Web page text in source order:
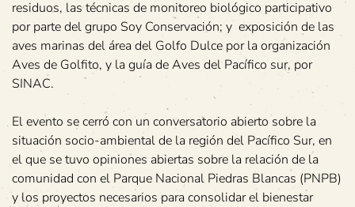
residuos, las técnicas de monitoreo biológico participativo
por parte del grupo Soy Conservación; y exposición de las
aves marinas del área del Golfo Dulce por la organización
Aves de Golfito, y la guía de Aves del Pacífico sur, por
SINAC.
El evento se cerró con un conversatorio abierto sobre la
situación socio-ambiental de la región del Pacífico Sur, en
el que se tuvo opiniones abiertas sobre la relación de la
comunidad con el Parque Nacional Piedras Blancas (PNPB)
y los proyectos necesarios para consolidar el bienestar